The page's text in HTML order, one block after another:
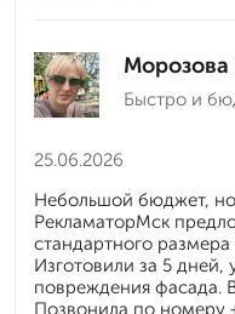
Морозова
Быстро и
25.06.2026
Небольшой бюджет, но
РекламаторМск
стандартного
Изготовили за 5 дней,
повреждения фасада.